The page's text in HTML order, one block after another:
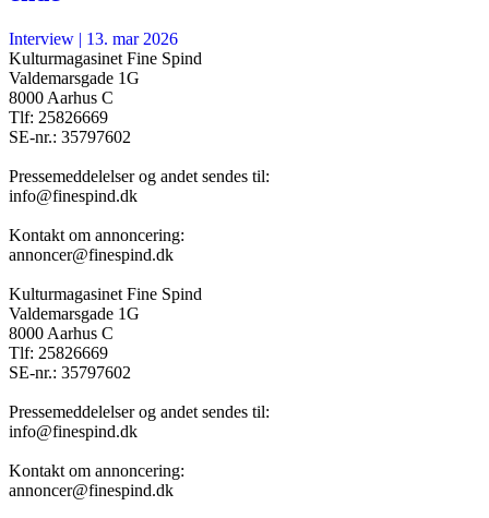
Interview | 13. mar 2026
Kulturmagasinet Fine Spind
Valdemarsgade 1G
8000 Aarhus C
Tlf: 25826669
SE-nr.: 35797602
Pressemeddelelser og andet sendes til:
info@finespind.dk
Kontakt om annoncering:
annoncer@finespind.dk
Kulturmagasinet Fine Spind
Valdemarsgade 1G
8000 Aarhus C
Tlf: 25826669
SE-nr.: 35797602
Pressemeddelelser og andet sendes til:
info@finespind.dk
Kontakt om annoncering:
annoncer@finespind.dk